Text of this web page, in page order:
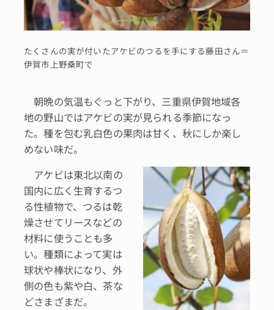
たくさんの実が付いたアケビのつるを手にする藤田さん＝
伊賀市上野桑町で
朝晩の気温もぐっと下がり、三重県伊賀地域各
地の野山ではアケビの実が見られる季節になっ
た。種を包む乳白色の果肉は甘く、秋にしか楽し
めない味だ。
アケビは東北以南の
国内に広く生育するつ
る性植物で、つるは乾
燥させてリースなどの
材料に使うことも多
い。種類によって実は
球状や棒状になり、外
側の色も紫や白、茶な
どさまざまだ。